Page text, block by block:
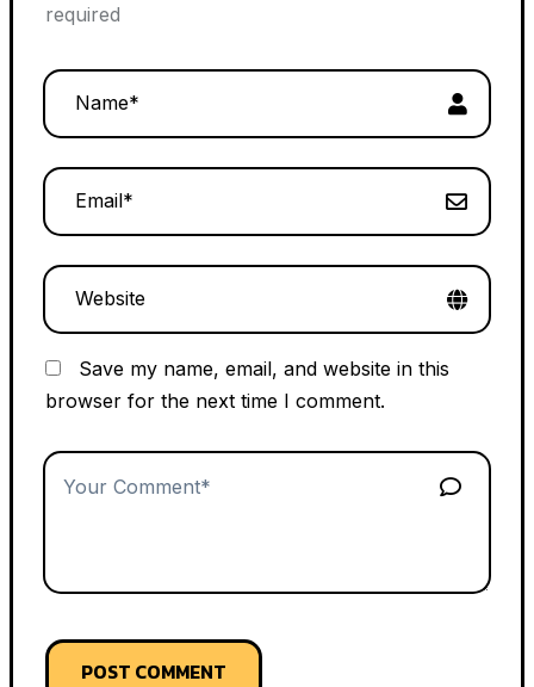
required
Save my name, email, and website in this
browser for the next time I comment.
POST COMMENT